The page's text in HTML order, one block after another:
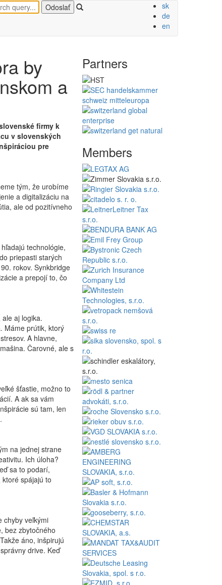
sk
de
en
by
a
firmy k
v slovenských
pre
tým, že urobíme
a digitalizáciu na
ale od pozitívneho
technológie,
priepasti starých
rokov. Synkbridge
a prepojí to, čo
aj logika.
Máme prútik, ktorý
A hlavne,
Čarovné, ale s
šťastie, možno to
A ak sa vám
sú tam, len
na jednej strane
Ich úloha?
sa to podarí,
spájajú to
chyby veľkými
bez zbytočného
áno, inšpirujú
drive. Keď
Partners
Members